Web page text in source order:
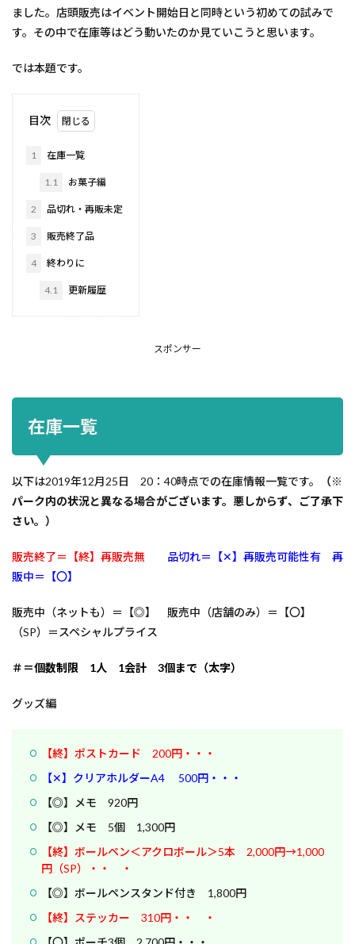
ました。店頭販売はイベント開始日と同時という初めての試みで
す。その中で在庫等はどう動いたのか見ていこうと思います。
では本題です。
目次
1 在庫一覧
1.1 お菓子編
2 品切れ・再販未定
3 販売終了品
4 終わりに
4.1 更新履歴
スポンサー
在庫一覧
以下は2019年12月25日 20：40時点での在庫情報一覧です。
（※
パーク内の状況と異なる場合がございます。悪しからず、ご了承下
さい。）
販売終了＝【終】再販売無
品切れ＝【✕】再販売可能性有 再
販中＝【〇】
販売中（ネットも）＝【◎】 販売中（店舗のみ）＝【〇】
（SP）＝スペシャルプライス
＃＝個数制限 1人 1会計 3個まで（太字）
グッズ編
【終】ポストカード 200円・・・
【✕】クリアホルダーA4 500円・・・
【◎】メモ 920円
【◎】メモ 5個 1,300円
【終】ボールペン＜アクロボール＞5本 2,000円→1,000
円（SP）・・ ・
【◎】ボールペンスタンド付き 1,800円
【終】ステッカー 310円・・ ・